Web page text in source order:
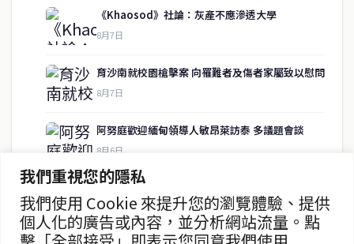
我們重視您的隱私
我們使用 Cookie 來提升您的瀏覽體驗、提供
個人化的廣告或內容，並分析網站流量。點
《Khaosod》社論：灰產不應滲透大學
8月7日
育沙南就校園槍擊案 向罹難者及傷者家屬致以慰問
8月7日
阿努庭歡迎緬甸領導人敏昂萊訪泰 多議題會談
8月6日
中國未向柬提供武器 高度重視中泰關係
8月6日
房地產
聯絡資訊
歡迎來信洽詢合作事宜